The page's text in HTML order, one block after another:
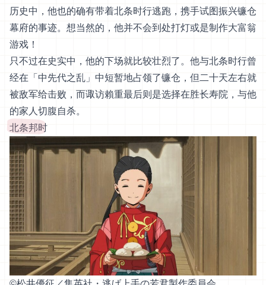
历史中，他也的确有带着北条时行逃跑，携手试图振兴镰仓
幕府的事迹。想当然的，他并不会到处打灯或是制作大富翁
游戏！
只不过在史实中，他的下场就比较壮烈了。他与北条时行曾
经在「中先代之乱」中短暂地占领了镰仓，但二十天左右就
被敌军给击败，而诹访賴重最后则是选择在胜长寿院，与他
的家人切腹自杀。
北条邦时